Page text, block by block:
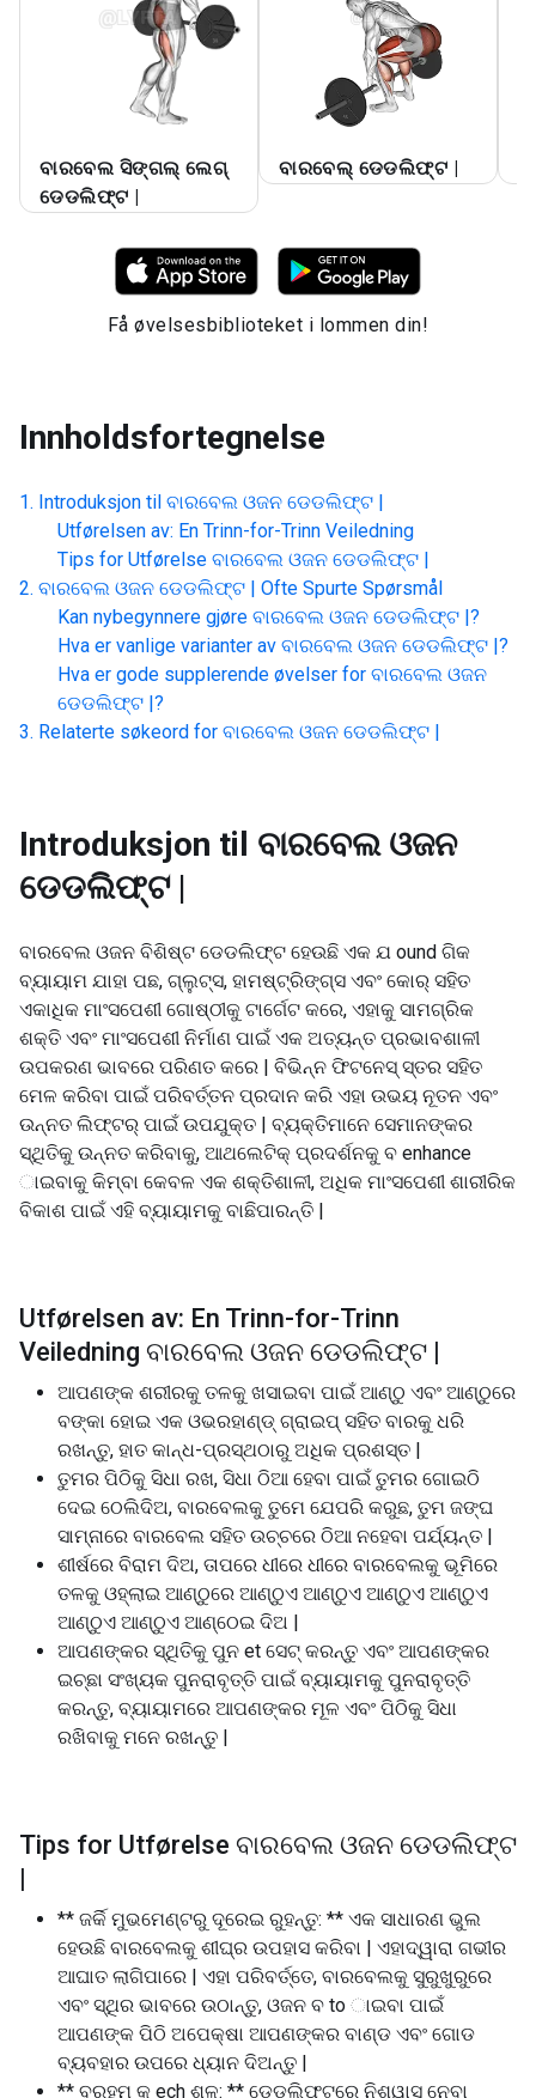
ବାରବେଲ ସିଙ୍ଗଲ୍ ଲେଗ୍
ଡେଡଲିଫ୍ଟ |
ବାରବେଲ୍ ଡେଡଲିଫ୍ଟ |
Få øvelsesbiblioteket i lommen din!
Innholdsfortegnelse
Introduksjon til ବାରବେଲ ଓଜନ ଡେଡଲିଫ୍ଟ |
Utførelsen av: En Trinn-for-Trinn Veiledning
Tips for Utførelse ବାରବେଲ ଓଜନ ଡେଡଲିଫ୍ଟ |
ବାରବେଲ ଓଜନ ଡେଡଲିଫ୍ଟ | Ofte Spurte Spørsmål
Kan nybegynnere gjøre ବାରବେଲ ଓଜନ ଡେଡଲିଫ୍ଟ |?
Hva er vanlige varianter av ବାରବେଲ ଓଜନ ଡେଡଲିଫ୍ଟ |?
Hva er gode supplerende øvelser for ବାରବେଲ ଓଜନ
ଡେଡଲିଫ୍ଟ |?
Relaterte søkeord for ବାରବେଲ ଓଜନ ଡେଡଲିଫ୍ଟ |
Introduksjon til ବାରବେଲ ଓଜନ
ଡେଡଲିଫ୍ଟ |
ବାରବେଲ ଓଜନ ବିଶିଷ୍ଟ ଡେଡଲିଫ୍ଟ ହେଉଛି ଏକ ଯ ound ଗିକ
ବ୍ୟାୟାମ ଯାହା ପଛ, ଗ୍ଲୁଟ୍ସ, ହାମଷ୍ଟ୍ରିଙ୍ଗ୍ସ ଏବଂ କୋର୍ ସହିତ
ଏକାଧିକ ମାଂସପେଶୀ ଗୋଷ୍ଠୀକୁ ଟାର୍ଗେଟ କରେ, ଏହାକୁ ସାମଗ୍ରିକ
ଶକ୍ତି ଏବଂ ମାଂସପେଶୀ ନିର୍ମାଣ ପାଇଁ ଏକ ଅତ୍ୟନ୍ତ ପ୍ରଭାବଶାଳୀ
ଉପକରଣ ଭାବରେ ପରିଣତ କରେ | ବିଭିନ୍ନ ଫିଟନେସ୍ ସ୍ତର ସହିତ
ମେଳ କରିବା ପାଇଁ ପରିବର୍ତ୍ତନ ପ୍ରଦାନ କରି ଏହା ଉଭୟ ନୂତନ ଏବଂ
ଉନ୍ନତ ଲିଫ୍ଟର୍ ପାଇଁ ଉପଯୁକ୍ତ | ବ୍ୟକ୍ତିମାନେ ସେମାନଙ୍କର
ସ୍ଥିତିକୁ ଉନ୍ନତ କରିବାକୁ, ଆଥଲେଟିକ୍ ପ୍ରଦର୍ଶନକୁ ବ enhance
ାଇବାକୁ କିମ୍ବା କେବଳ ଏକ ଶକ୍ତିଶାଳୀ, ଅଧିକ ମାଂସପେଶୀ ଶାରୀରିକ
ବିକାଶ ପାଇଁ ଏହି ବ୍ୟାୟାମକୁ ବାଛିପାରନ୍ତି |
Utførelsen av: En Trinn-for-Trinn
Veiledning ବାରବେଲ ଓଜନ ଡେଡଲିଫ୍ଟ |
ଆପଣଙ୍କ ଶରୀରକୁ ତଳକୁ ଖସାଇବା ପାଇଁ ଆଣ୍ଠୁ ଏବଂ ଆଣ୍ଠୁରେ
ବଙ୍କା ହୋଇ ଏକ ଓଭରହାଣ୍ଡ୍ ଗ୍ରାଇପ୍ ସହିତ ବାରକୁ ଧରି
ରଖନ୍ତୁ, ହାତ କାନ୍ଧ-ପ୍ରସ୍ଥଠାରୁ ଅଧିକ ପ୍ରଶସ୍ତ |
ତୁମର ପିଠିକୁ ସିଧା ରଖ, ସିଧା ଠିଆ ହେବା ପାଇଁ ତୁମର ଗୋଇଠି
ଦେଇ ଠେଲିଦିଅ, ବାରବେଲକୁ ତୁମେ ଯେପରି କରୁଛ, ତୁମ ଜଙ୍ଘ
ସାମ୍ନାରେ ବାରବେଲ ସହିତ ଉଚ୍ଚରେ ଠିଆ ନହେବା ପର୍ଯ୍ୟନ୍ତ |
ଶୀର୍ଷରେ ବିରାମ ଦିଅ, ତାପରେ ଧୀରେ ଧୀରେ ବାରବେଲକୁ ଭୂମିରେ
ତଳକୁ ଓହ୍ଲାଇ ଆଣ୍ଠୁରେ ଆଣ୍ଠୁଏ ଆଣ୍ଠୁଏ ଆଣ୍ଠୁଏ ଆଣ୍ଠୁଏ
ଆଣ୍ଠୁଏ ଆଣ୍ଠୁଏ ଆଣ୍ଠେଇ ଦିଅ |
ଆପଣଙ୍କର ସ୍ଥିତିକୁ ପୁନ et ସେଟ୍ କରନ୍ତୁ ଏବଂ ଆପଣଙ୍କର
ଇଚ୍ଛା ସଂଖ୍ୟକ ପୁନରାବୃତ୍ତି ପାଇଁ ବ୍ୟାୟାମକୁ ପୁନରାବୃତ୍ତି
କରନ୍ତୁ, ବ୍ୟାୟାମରେ ଆପଣଙ୍କର ମୂଳ ଏବଂ ପିଠିକୁ ସିଧା
ରଖିବାକୁ ମନେ ରଖନ୍ତୁ |
Tips for Utførelse ବାରବେଲ ଓଜନ ଡେଡଲିଫ୍ଟ
|
** ଜର୍କି ମୁଭମେଣ୍ଟରୁ ଦୂରେଇ ରୁହନ୍ତୁ: ** ଏକ ସାଧାରଣ ଭୁଲ
ହେଉଛି ବାରବେଲକୁ ଶୀଘ୍ର ଉପହାସ କରିବା | ଏହାଦ୍ୱାରା ଗଭୀର
ଆଘାତ ଲାଗିପାରେ | ଏହା ପରିବର୍ତ୍ତେ, ବାରବେଲକୁ ସୁରୁଖୁରୁରେ
ଏବଂ ସ୍ଥିର ଭାବରେ ଉଠାନ୍ତୁ, ଓଜନ ବ to ାଇବା ପାଇଁ
ଆପଣଙ୍କ ପିଠି ଅପେକ୍ଷା ଆପଣଙ୍କର ବାଣ୍ଡ ଏବଂ ଗୋଡ
ବ୍ୟବହାର ଉପରେ ଧ୍ୟାନ ଦିଅନ୍ତୁ |
** ବ୍ରହ୍ମ କ ech ଶଳ: ** ଡେଡଲିଫ୍ଟରେ ନିଶ୍ୱାସ ନେବା